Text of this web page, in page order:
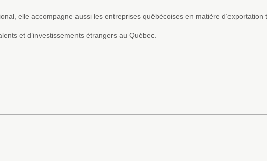
elle accompagne aussi les entreprises québécoises en matière d’exportation
et d’investissements étrangers au Québec.